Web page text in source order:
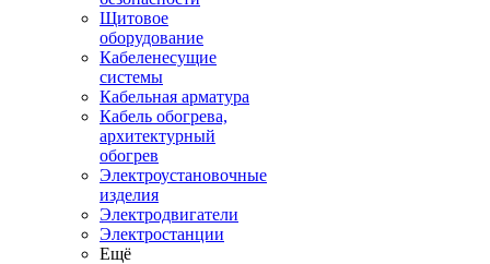
Щитовое
оборудование
Кабеленесущие
системы
Кабельная арматура
Кабель обогрева,
архитектурный
обогрев
Электроустановочные
изделия
Электродвигатели
Электростанции
Ещё